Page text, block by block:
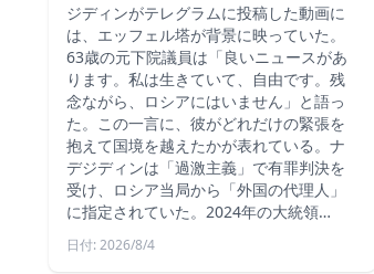
ジディンがテレグラムに投稿した動画に
は、エッフェル塔が背景に映っていた。
63歳の元下院議員は「良いニュースがあ
ります。私は生きていて、自由です。残
念ながら、ロシアにはいません」と語っ
た。この一言に、彼がどれだけの緊張を
抱えて国境を越えたかが表れている。ナ
デジディンは「過激主義」で有罪判決を
受け、ロシア当局から「外国の代理人」
に指定されていた。2024年の大統領…
日付: 2026/8/4